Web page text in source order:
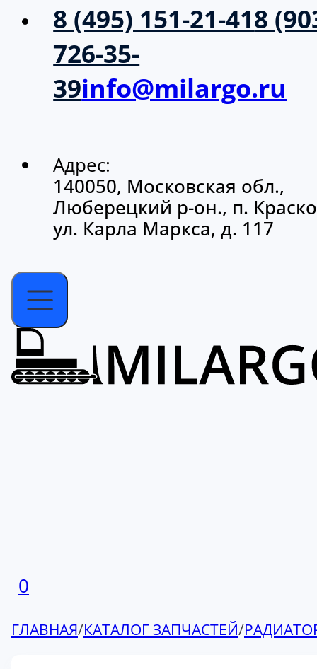
8 (495) 151-21-418
726-35-
39info@milargo.ru
Адрес:
140050, Московская обл.,
Люберецкий р-он., п.
ул. Карла Маркса, д. 117
0
ГЛАВНАЯ/КАТАЛОГ ЗАПЧАСТЕЙ/